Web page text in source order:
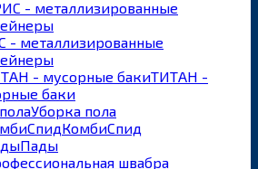
- металлизированные
ТИТАН -
баки
Уборка пола
КомбиСпид
Пады